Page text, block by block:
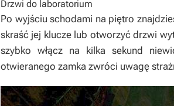
Drzwi do laboratorium
Po wyjściu schodami na piętro
skraść jej klucze lub otworzyć drzwi
szybko włącz na kilka sekund
otwieranego zamka zwróci uwagę